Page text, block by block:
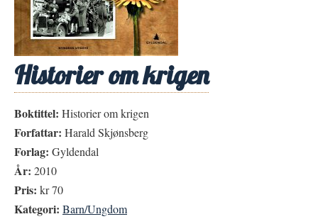
Historier om krigen
Boktittel: Historier om krigen
Forfattar: Harald Skjønsberg
Forlag: Gyldendal
År: 2010
Pris: kr 70
Kategori: Barn/Ungdom